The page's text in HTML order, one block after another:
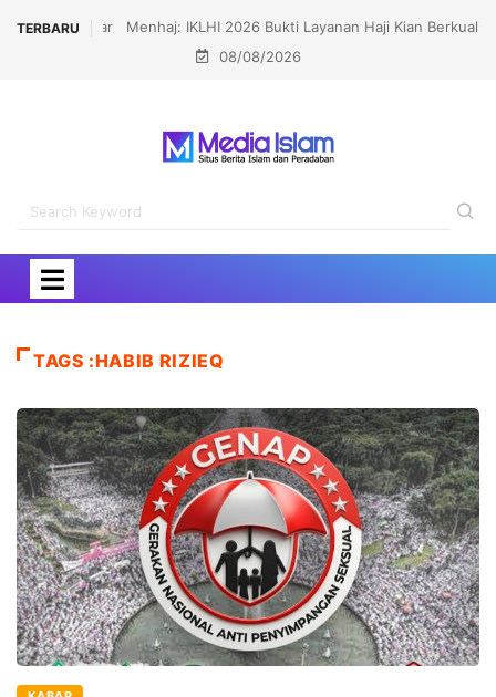
TERBARU
Menhaj: IKLHI 2026 Bukti Layanan Haji Kian Berkualitas
08/08/2026
TAGS :HABIB RIZIEQ